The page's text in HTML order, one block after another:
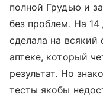
полной Грудью и
без проблем. На
сделала на всякий
аптеке, который
результат. Но
тесты якобы